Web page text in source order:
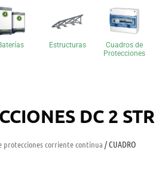
Estructuras
Cuadros de
Protecciones
DC 2
protecciones corriente continua / CUADRO